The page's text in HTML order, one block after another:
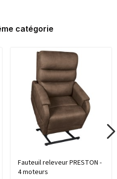
catégorie
Fauteuil releveur PRESTON -
4 moteurs